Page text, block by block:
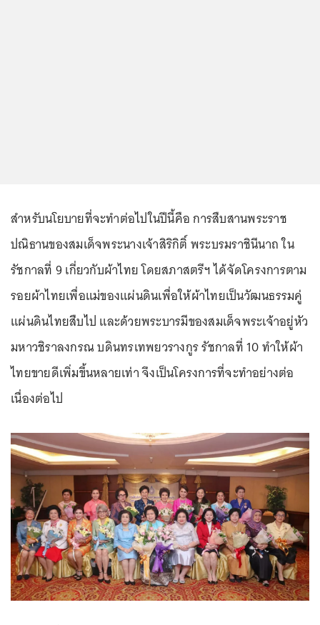
สำหรับนโยบายที่จะทำต่อไปในปีนี้คือ การสืบสานพระราช
ปณิธานของสมเด็จพระนางเจ้าสิริกิติ์ พระบรมราชินีนาถ ใน
รัชกาลที่ 9 เกี่ยวกับผ้าไทย โดยสภาสตรีฯ ได้จัดโครงการตาม
รอยผ้าไทยเพื่อแม่ของแผ่นดินเพื่อให้ผ้าไทยเป็นวัฒนธรรมคู่
แผ่นดินไทยสืบไป และด้วยพระบารมีของสมเด็จพระเจ้าอยู่หัว
มหาวชิราลงกรณ บดินทรเทพยวรางกูร รัชกาลที่ 10 ทำให้ผ้า
ไทยขายดีเพิ่มขึ้นหลายเท่า จึงเป็นโครงการที่จะทำอย่างต่อ
เนื่องต่อไป